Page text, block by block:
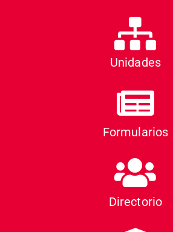
Unidades
Formularios
Directorio